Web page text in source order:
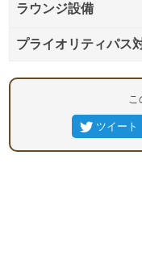
ラウンジ設備
プライオリティパス
ツイート